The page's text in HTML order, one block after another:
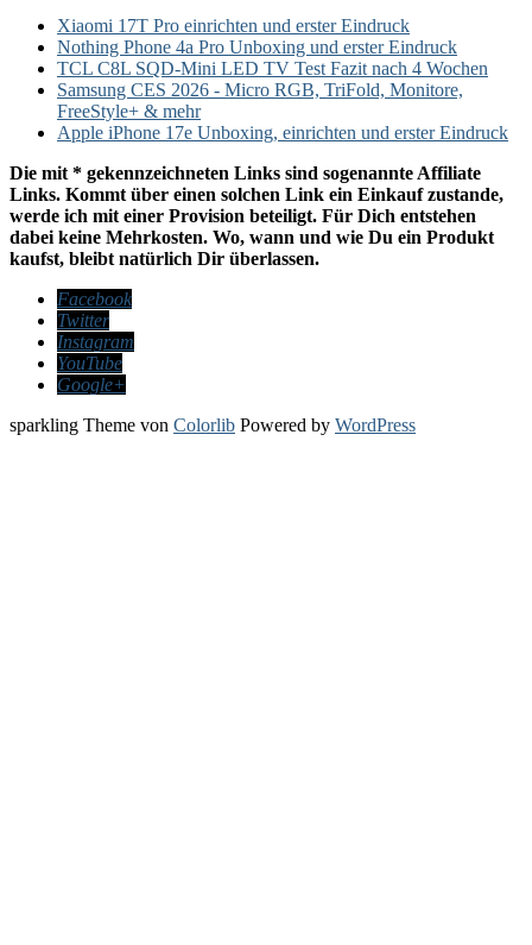
Xiaomi 17T Pro einrichten und erster Eindruck
Nothing Phone 4a Pro Unboxing und erster Eindruck
TCL C8L SQD-Mini LED TV Test Fazit nach 4 Wochen
Samsung CES 2026 - Micro RGB, TriFold, Monitore,
FreeStyle+ & mehr
Apple iPhone 17e Unboxing, einrichten und erster Eindruck
Die mit * gekennzeichneten Links sind sogenannte Affiliate
Links. Kommt über einen solchen Link ein Einkauf zustande,
werde ich mit einer Provision beteiligt. Für Dich entstehen
dabei keine Mehrkosten. Wo, wann und wie Du ein Produkt
kaufst, bleibt natürlich Dir überlassen.
Facebook
Twitter
Instagram
YouTube
Google+
sparkling Theme von Colorlib Powered by WordPress